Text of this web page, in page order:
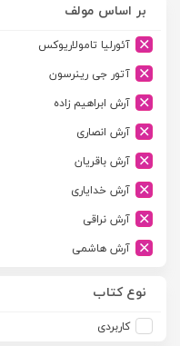
آیدین
ارجمند
ارسطو
ارشد
اسلامیه
اشکان
اطلاعات
امجد
امید انقلاب
بر اساس مولف
آئورلیا تامولاریوکس
آتور جی رینرسون
آرش ابراهیم زاده
آرش انصاری
آرش باقریان
آرش خدایاری
آرش نراقی
آرش هاشمی
آزاده صادقی
نوع کتاب
کاربردی